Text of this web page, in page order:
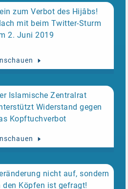
zum Verbot des Hijâbs!
mit beim Twitter-Sturm
2. Juni 2019
Islamische Zentralrat
Widerstand gegen
Kopftuchverbot
nicht auf, sondern
den Köpfen ist gefragt!